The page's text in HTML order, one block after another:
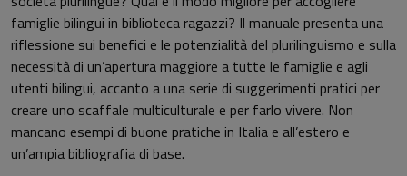
famiglie bilingui in biblioteca ragazzi? Il manuale presenta una
riflessione sui benefici e le potenzialità del plurilinguismo e sulla
necessità di un’apertura maggiore a tutte le famiglie e agli
utenti bilingui, accanto a una serie di suggerimenti pratici per
creare uno scaffale multiculturale e per farlo vivere. Non
mancano esempi di buone pratiche in Italia e all’estero e
un’ampia bibliografia di base.